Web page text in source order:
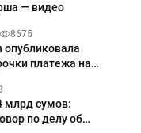
— видео
8675
опубликовала
платежа на
млрд сумов:
по делу об